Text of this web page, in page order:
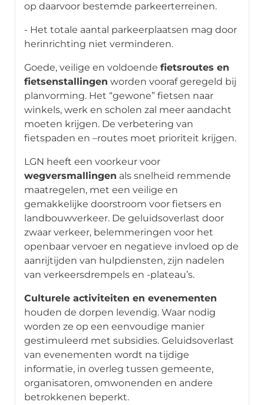
op daarvoor bestemde parkeerterreinen.
- Het totale aantal parkeerplaatsen mag door
herinrichting niet verminderen.
Goede, veilige en voldoende fietsroutes en
fietsenstallingen worden vooraf geregeld bij
planvorming. Het “gewone” fietsen naar
winkels, werk en scholen zal meer aandacht
moeten krijgen. De verbetering van
fietspaden en –routes moet prioriteit krijgen.
LGN heeft een voorkeur voor
wegversmallingen als snelheid remmende
maatregelen, met een veilige en
gemakkelijke doorstroom voor fietsers en
landbouwverkeer. De geluidsoverlast door
zwaar verkeer, belemmeringen voor het
openbaar vervoer en negatieve invloed op de
aanrijtijden van hulpdiensten, zijn nadelen
van verkeersdrempels en -plateau’s.
Culturele activiteiten en evenementen
houden de dorpen levendig. Waar nodig
worden ze op een eenvoudige manier
gestimuleerd met subsidies. Geluidsoverlast
van evenementen wordt na tijdige
informatie, in overleg tussen gemeente,
organisatoren, omwonenden en andere
betrokkenen beperkt.